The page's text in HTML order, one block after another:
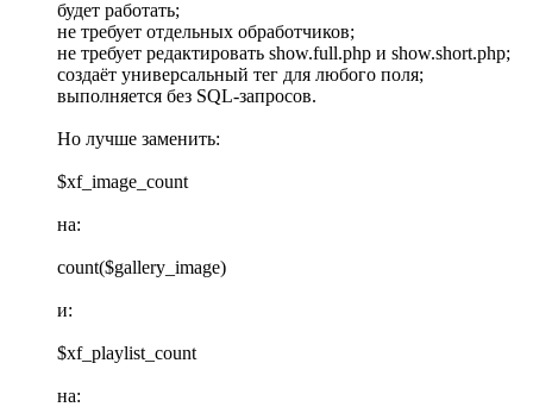
будет работать;
не требует отдельных обработчиков;
не требует редактировать show.full.php и show.short.php;
создаёт универсальный тег для любого поля;
выполняется без SQL-запросов.
Но лучше заменить:
$xf_image_count
на:
count($gallery_image)
и:
$xf_playlist_count
на: